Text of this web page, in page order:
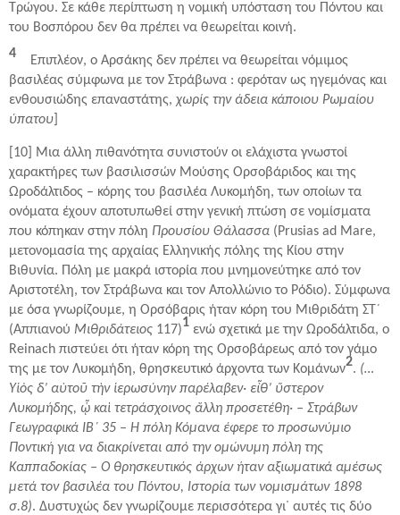
Τρώγου. Σε κάθε περίπτωση η νομική υπόσταση του Πόντου και
του Βοσπόρου δεν θα πρέπει να θεωρείται κοινή.
4
Επιπλέον, ο Αρσάκης δεν πρέπει να θεωρείται νόμιμος
βασιλέας σύμφωνα με τον Στράβωνα : φερόταν ως ηγεμόνας και
ενθουσιώδης επαναστάτης, χωρίς την άδεια κάποιου Ρωμαίου
ύπατου
[10] Μια άλλη πιθανότητα συνιστούν οι ελάχιστα γνωστοί
χαρακτήρες των βασιλισσών Μούσης Ορσοβάριδος και της
Ωροδάλτιδος – κόρης του βασιλέα Λυκομήδη, των οποίων τα
ονόματα έχουν αποτυπωθεί στην γενική πτώση σε νομίσματα
που κόπηκαν στην πόλη Προυσίου Θάλασσα (Prusias ad Mare,
μετονομασία της αρχαίας Ελληνικής πόλης της Κίου στην
Βιθυνία. Πόλη με μακρά ιστορία που μνημονεύτηκε από τον
Αριστοτέλη, τον Στράβωνα και τον Απολλώνιο το Ρόδιο). Σύμφωνα
με όσα γνωρίζουμε, η Ορσόβαρις ήταν κόρη του Μιθριδάτη ΣΤ´
(Αππιανού Μιθριδάτειος 117)1 ενώ σχετικά με την Ωροδάλτιδα, ο
Reinach πιστεύει ότι ήταν κόρη της Ορσοβάρεως από τον γάμο
της με τον Λυκομήδη, θρησκευτικό άρχοντα των Κομάνων2. (…
Υἱὸς δ’ αὐτοῦ τὴν ἱερωσύνην παρέλαβεν· εἶθ’ ὕστερον
Λυκομήδης, ᾧ καὶ τετράσχοινος ἄλλη προσετέθη· – Στράβων
Γεωγραφικά ΙΒ´ 35 – Η πόλη Κόμανα έφερε το προσωνύμιο
Ποντική για να διακρίνεται από την ομώνυμη πόλη της
Καππαδοκίας – Ο θρησκευτικός άρχων ήταν αξιωματικά αμέσως
μετά τον βασιλέα του Πόντου, Ιστορία των νομισμάτων 1898
σ.8). Δυστυχώς δεν γνωρίζουμε περισσότερα γι᾽ αυτές τις δύο